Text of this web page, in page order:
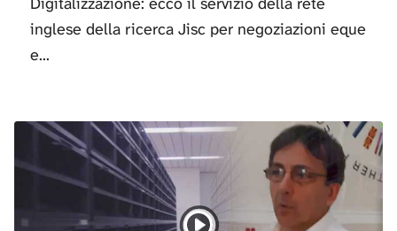
inglese della ricerca Jisc per negoziazioni eque
e...